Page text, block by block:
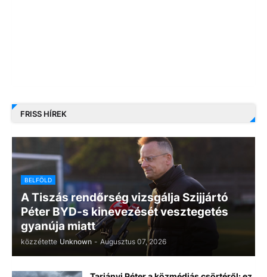
FRISS HÍREK
BELFÖLD
A Tiszás rendőrség vizsgálja Szijjártó
Péter BYD-s kinevezését vesztegetés
gyanúja miatt
közzétette Unknown - Augusztus 07, 2026